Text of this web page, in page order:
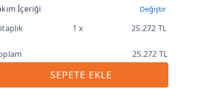
İçeriği Değiştir
1 x 25.272 TL
25.272 TL
SEPETE EKLE